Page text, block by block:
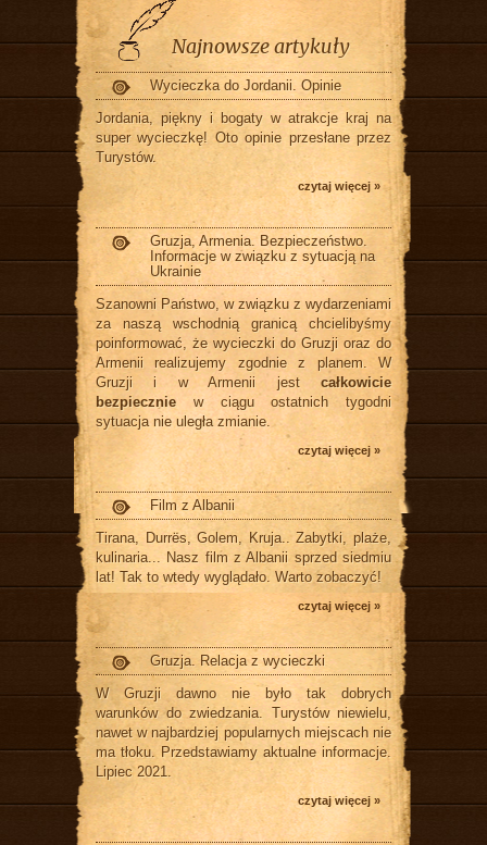
Najnowsze artykuły
Wycieczka do Jordanii. Opinie
Jordania, piękny i bogaty w atrakcje kraj na
super wycieczkę! Oto opinie przesłane przez
Turystów.
czytaj więcej »
Gruzja, Armenia. Bezpieczeństwo.
Informacje w związku z sytuacją na
Ukrainie
Szanowni Państwo, w związku z wydarzeniami
za naszą wschodnią granicą chcielibyśmy
poinformować, że wycieczki do Gruzji oraz do
Armenii realizujemy zgodnie z planem. W
Gruzji i w Armenii jest całkowicie
bezpiecznie w ciągu ostatnich tygodni
sytuacja nie uległa zmianie.
czytaj więcej »
Film z Albanii
Tirana, Durrës, Golem, Kruja.. Zabytki, plaże,
kulinaria... Nasz film z Albanii sprzed siedmiu
lat! Tak to wtedy wyglądało. Warto zobaczyć!
czytaj więcej »
Gruzja. Relacja z wycieczki
W Gruzji dawno nie było tak dobrych
warunków do zwiedzania. Turystów niewielu,
nawet w najbardziej popularnych miejscach nie
ma tłoku. Przedstawiamy aktualne informacje.
Lipiec 2021.
czytaj więcej »